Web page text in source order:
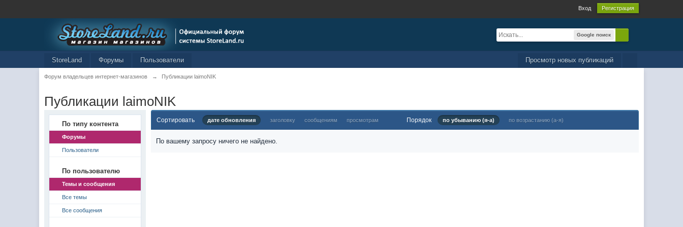
Вход Регистрация
Google поиск
Просмотр новых публикаций
StoreLand Форумы Пользователи
Форум владельцев интернет-магазинов → Публикации laimoNIK
Публикации laimoNIK
По типу контента
Форумы
Пользователи
По пользователю
Темы и сообщения
Все темы
Все сообщения
Сортировать дате обновления заголовку сообщениям просмотрам Порядок по убыванию (я-а) по возрастанию (а-я)
По вашему запросу ничего не найдено.